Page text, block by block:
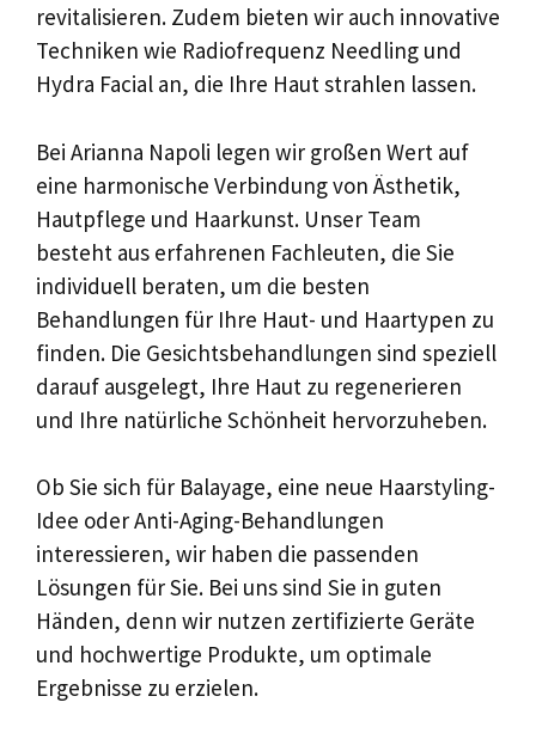
revitalisieren. Zudem bieten wir auch innovative
Techniken wie Radiofrequenz Needling und
Hydra Facial an, die Ihre Haut strahlen lassen.
Bei Arianna Napoli legen wir großen Wert auf
eine harmonische Verbindung von Ästhetik,
Hautpflege und Haarkunst. Unser Team
besteht aus erfahrenen Fachleuten, die Sie
individuell beraten, um die besten
Behandlungen für Ihre Haut- und Haartypen zu
finden. Die Gesichtsbehandlungen sind speziell
darauf ausgelegt, Ihre Haut zu regenerieren
und Ihre natürliche Schönheit hervorzuheben.
Ob Sie sich für Balayage, eine neue Haarstyling-
Idee oder Anti-Aging-Behandlungen
interessieren, wir haben die passenden
Lösungen für Sie. Bei uns sind Sie in guten
Händen, denn wir nutzen zertifizierte Geräte
und hochwertige Produkte, um optimale
Ergebnisse zu erzielen.